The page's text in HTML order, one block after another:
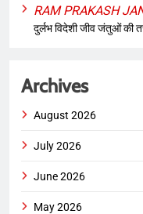
RAM PRAKASH
दुर्लभ विदेशी जीव जंतुओं की
Archives
August 2026
July 2026
June 2026
May 2026